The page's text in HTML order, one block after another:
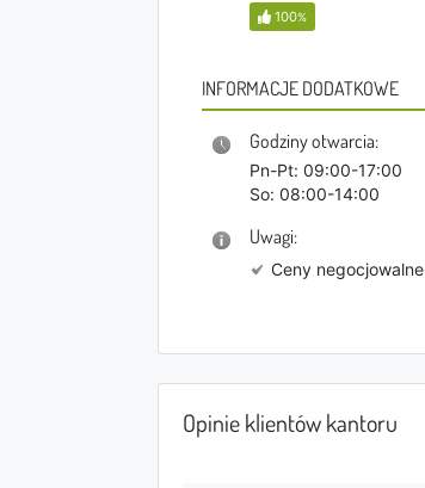
100%
INFORMACJE DODATKOWE
Godziny otwarcia:
Pn-Pt: 09:00-17:00
So: 08:00-14:00
Uwagi:
Ceny negocjowalne
Opinie klientów kantoru